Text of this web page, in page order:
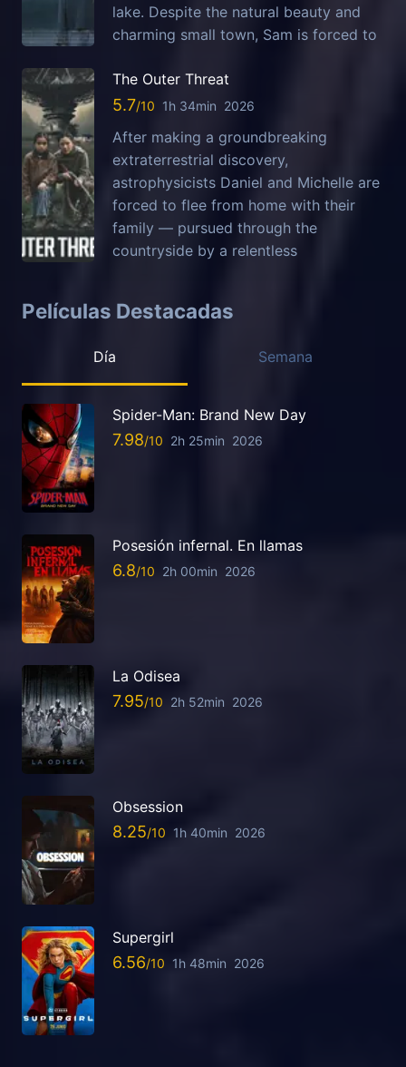
lake. Despite the natural beauty and
charming small town, Sam is forced to
The Outer Threat
5.7 1h 34min 2026
After making a groundbreaking
extraterrestrial discovery,
astrophysicists Daniel and Michelle are
forced to flee from home with their
family — pursued through the
countryside by a relentless
Películas Destacadas
Día Semana
Spider-Man: Brand New Day
7.98 2h 25min 2026
Posesión infernal. En llamas
6.8 2h 00min 2026
La Odisea
7.95 2h 52min 2026
Obsession
8.25 1h 40min 2026
Supergirl
6.56 1h 48min 2026